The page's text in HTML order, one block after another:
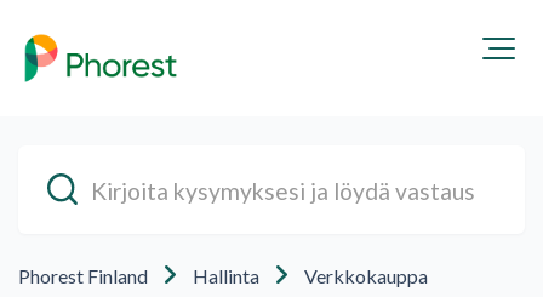
Phorest Finland Hallinta Verkkokauppa